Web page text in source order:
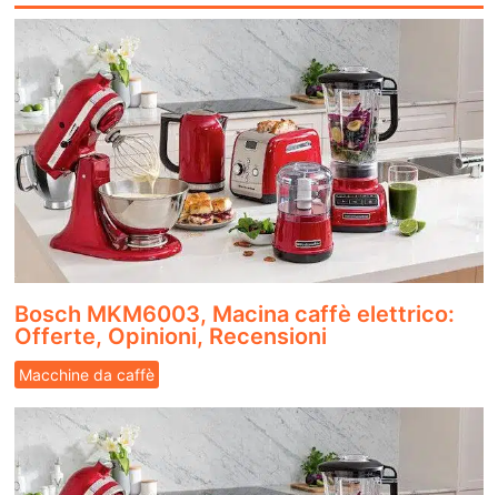
Bosch MKM6003, Macina caffè elettrico:
Offerte, Opinioni, Recensioni
Macchine da caffè